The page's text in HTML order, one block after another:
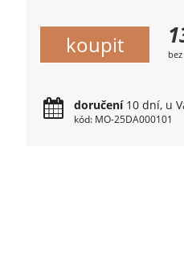
doručení10 dní, u
kód: MO-25DA000101